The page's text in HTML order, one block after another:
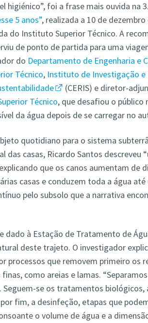
higiénico”, foi a frase mais ouvida na
5 anos”, realizada a 10 de dezembro
do Instituto Superior Técnico. A
de ponto de partida para uma
do Departamento de Engenharia e
Técnico, Instituto de Investigação e
(CERIS) e diretor-
Técnico, que desafiou o público
da água depois de se carregar no
quotidiano para o sistema
das casas, Ricardo Santos descreveu
que os canos aumentam de
casas e conduzem toda a água
pelo subsolo que a narrativa
dado à Estação de Tratamento de
deste trajeto. O investigador
processos que removem primeiro os
como areias e lamas.
Seguem-se os tratamentos biológicos,
fim, a desinfeção, etapas que
o volume de água e a